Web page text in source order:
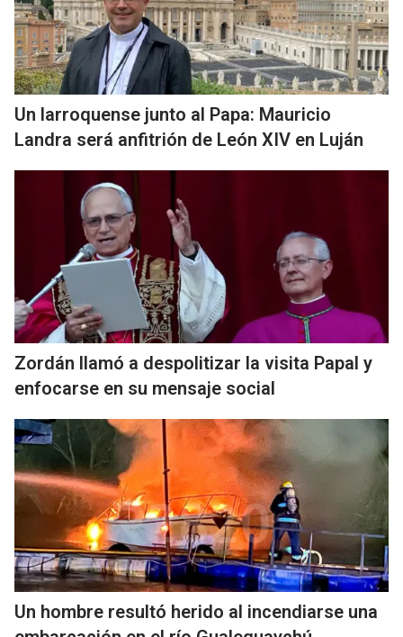
Un larroquense junto al Papa: Mauricio
Landra será anfitrión de León XIV en Luján
Zordán llamó a despolitizar la visita Papal y
enfocarse en su mensaje social
Un hombre resultó herido al incendiarse una